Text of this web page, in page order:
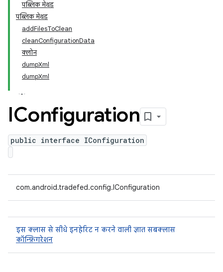
पब्लिक मेथड
पब्लिक मेथड
addFilesToClean
cleanConfigurationData
क्लोन
dumpXml
dumpXml
IConfiguration
public interface IConfiguration
com.android.tradefed.config.IConfiguration
इस क्लास से सीधे इनहेरिट न करने वाली ज्ञात सबक्लास
कॉन्फ़िगरेशन